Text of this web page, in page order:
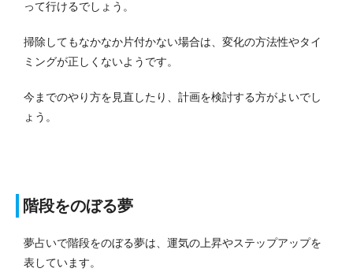
って行けるでしょう。
掃除してもなかなか片付かない場合は、変化の方法性やタイ
ミングが正しくないようです。
今までのやり方を見直したり、計画を検討する方がよいでし
ょう。
階段をのぼる夢
夢占いで階段をのぼる夢は、運気の上昇やステップアップを
表しています。